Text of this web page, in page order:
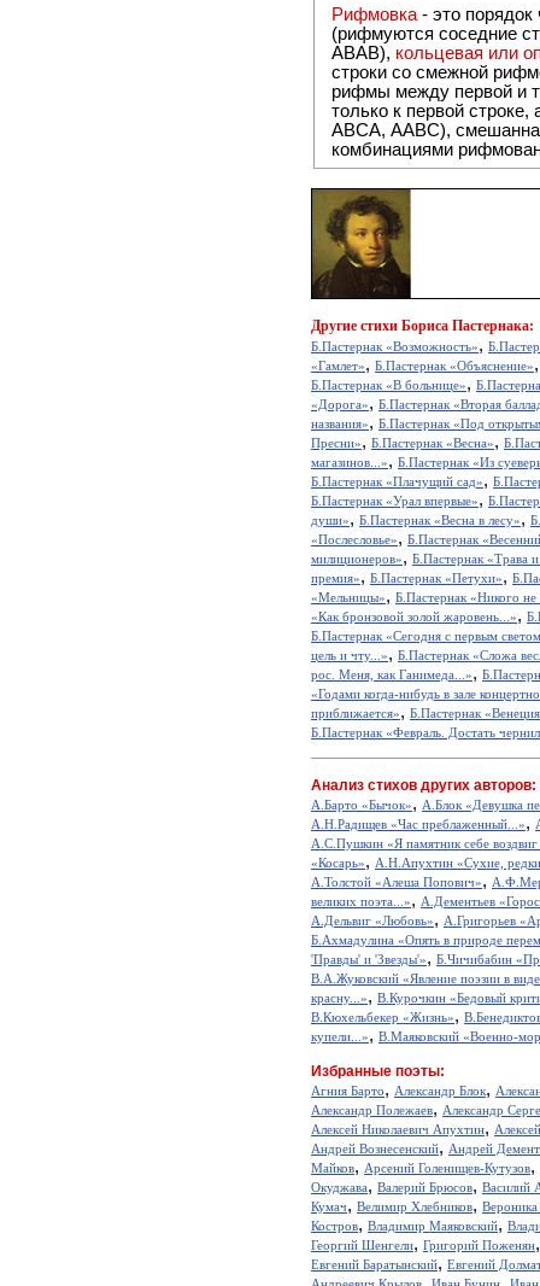
Рифмовка - это
(рифмуются соседние
ABAB), кольцевая или
строки со смежной
рифмы между первой и
только к первой
ABCA, AABC), смешанная или вольная рифмовка (рифмовка в сложных строфах с различными
комбинациями
Другие стихи Бориса Пастернака:
Б.Пастернак «Возможность»,
«Гамлет», Б.Пастернак «Объяснение»
Б.Пастернак «В больнице»,
«Дорога», Б.Пастернак «Вторая
названия», Б.Пастернак «Под
Пресни», Б.Пастернак «Весна»,
магазинов...», Б.Пастернак «Из
Б.Пастернак «Плачущий сад»,
Б.Пастернак «Урал впервые»,
души», Б.Пастернак «Весна в лесу»,
«Послесловье», Б.Пастернак
милиционеров», Б.Пастернак «Трава
премия», Б.Пастернак «Петухи»,
«Мельницы», Б.Пастернак «Никого не
«Как бронзовой золой жаровень...»,
Б.Пастернак «Сегодня с первым
цель и чту...», Б.Пастернак «Сложа
рос. Меня, как Ганимеда...»,
«Годами когда-нибудь в зале
приближается», Б.Пастернак
Б.Пастернак «Февраль. Достать
Анализ стихов других авторов:
А.Барто «Бычок», А.Блок «Девушка
А.Н.Радищев «Час преблаженный...»,
А.С.Пушкин «Я памятник себе
«Косарь», А.Н.Апухтин «Сухие,
А.Толстой «Алеша Попович»,
великих поэта...», А.Дементьев
А.Дельвиг «Любовь», А.Григорьев
Б.Ахмадулина «Опять в природе
'Правды' и 'Звезды'», Б.Чичибабин
В.А.Жуковский «Явление поэзии в
красну...», В.Курочкин «Бедовый
В.Кюхельбекер «Жизнь»,
купели...», В.Маяковский «Военно-
Избранные поэты:
Агния Барто, Александр Блок,
Александр Полежаев, Александр
Алексей Николаевич Апухтин,
Андрей Вознесенский, Андрей
Майков, Арсений Голенищев-Кутузов,
Окуджава, Валерий Брюсов, Василий
Кумач, Велимир Хлебников,
Костров, Владимир Маяковский,
Георгий Шенгели, Григорий Поженян
Евгений Баратынский, Евгений